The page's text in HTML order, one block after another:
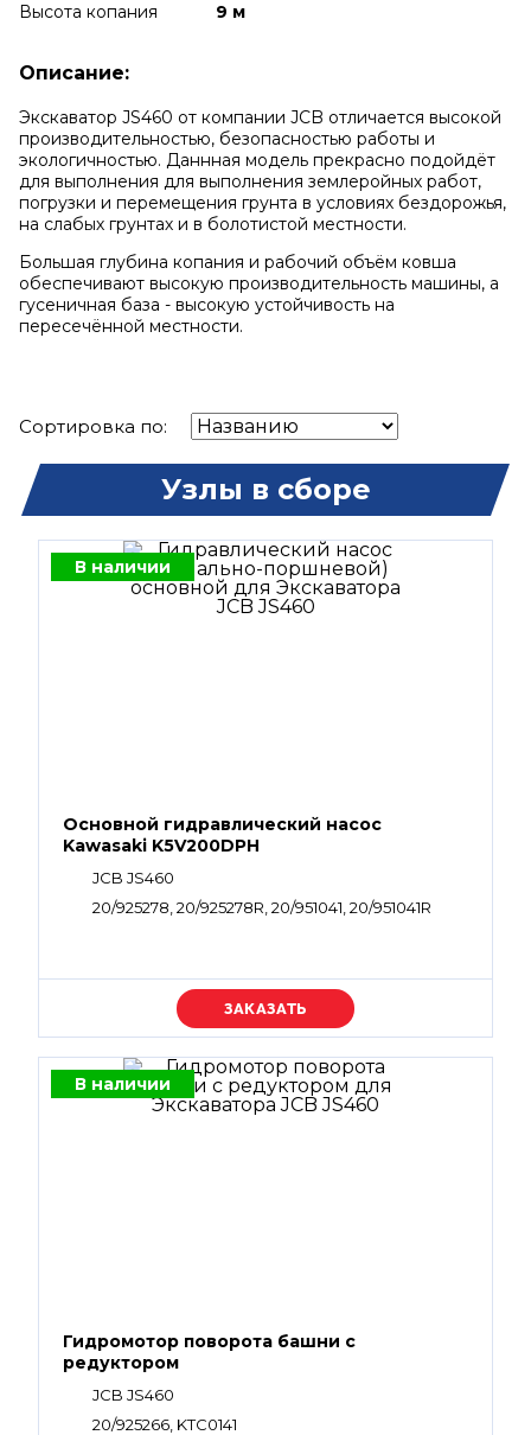
Высота копания 9 м
Описание:
Экскаватор JS460 от компании JCB отличается высокой
производительностью, безопасностью работы и
экологичностью. Даннная модель прекрасно подойдёт
для выполнения для выполнения землеройных работ,
погрузки и перемещения грунта в условиях бездорожья,
на слабых грунтах и в болотистой местности.
Большая глубина копания и рабочий объём ковша
обеспечивают высокую производительность машины, а
гусеничная база - высокую устойчивость на
пересечённой местности.
Сортировка по:
Узлы в сборе
В наличии
Основной гидравлический насос
Kawasaki K5V200DPH
JCB JS460
20/925278, 20/925278R, 20/951041, 20/951041R
Уточняйте цену
В наличии
Гидромотор поворота башни с
редуктором
JCB JS460
20/925266, KTC0141